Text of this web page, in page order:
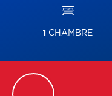
1 CHAMBRE